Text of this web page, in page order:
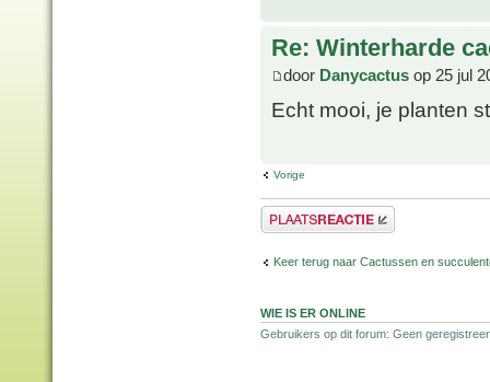
Re: Winterharde
door Danycactus op 25 jul
Echt mooi, je planten
Vorige
Plaats een reactie
Keer terug naar Cactussen en
WIE IS ER ONLINE
Gebruikers op dit forum: Geen